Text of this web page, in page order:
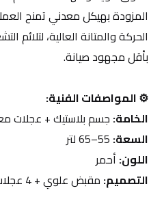
بأقل مجهود صيانة.
⚙️ المواصفات الفنية:
الخامة: جسم بلاستيك + عجلات
السعة:
اللون: أحمر
التصميم: مقبض علوي + 4 عجلات دوّارة عالية التحمل